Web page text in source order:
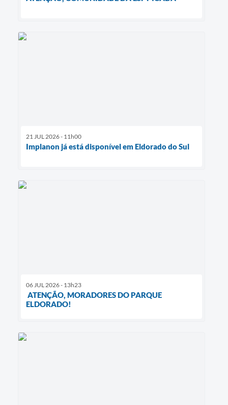
21 JUL 2026 - 11h00
Implanon já está disponível em Eldorado do Sul
06 JUL 2026 - 13h23
ATENÇÃO, MORADORES DO PARQUE
ELDORADO!